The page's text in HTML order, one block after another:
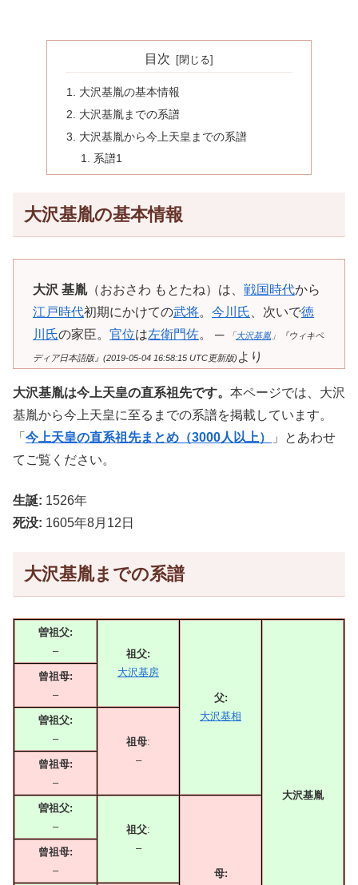
目次
大沢基胤の基本情報
大沢基胤までの系譜
大沢基胤から今上天皇までの系譜
系譜1
大沢基胤の基本情報
大沢 基胤（おおさわ もとたね）は、 戦国時代から
江戸時代初期にかけての武将。 今川氏、次いで徳
川氏の家臣。 官位は左衛門佐。 ─ 「 大沢基胤 」『ウィキペ
ディア日本語版』(2019-05-04 16:58:15 UTC更新版) より
大沢基胤は今上天皇の直系祖先です。 本ページでは、大沢
基胤から今上天皇に至るまでの系譜を掲載しています。
「 今上天皇の直系祖先まとめ（3000人以上）
」とあわせ
てご覧ください。
生誕: 1526年
死没: 1605年8月12日
大沢基胤までの系譜
曽祖父:
–
祖父:
大沢基房
父:
大沢基相
大沢基胤
曾祖母:
–
曽祖父:
–
祖母:
–
曾祖母:
–
曽祖父:
–
祖父:
–
母:
曾祖母:
–